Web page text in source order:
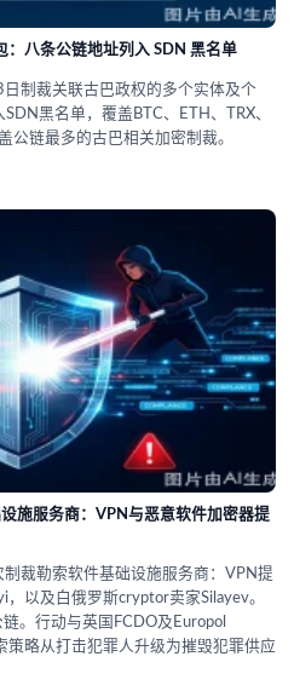
：八条公链地址列入 SDN 黑名单
制裁关联古巴政权的多个实体及个
黑名单，覆盖BTC、ETH、TRX、
公链最多的古巴相关加密制裁。
施服务商：VPN与恶意软件加密器提
裁勒索软件基础设施服务商：VPN提
以及白俄罗斯cryptor卖家Silayev。
。行动与英国FCDO及Europol
策略从打击犯罪人升级为摧毁犯罪供应